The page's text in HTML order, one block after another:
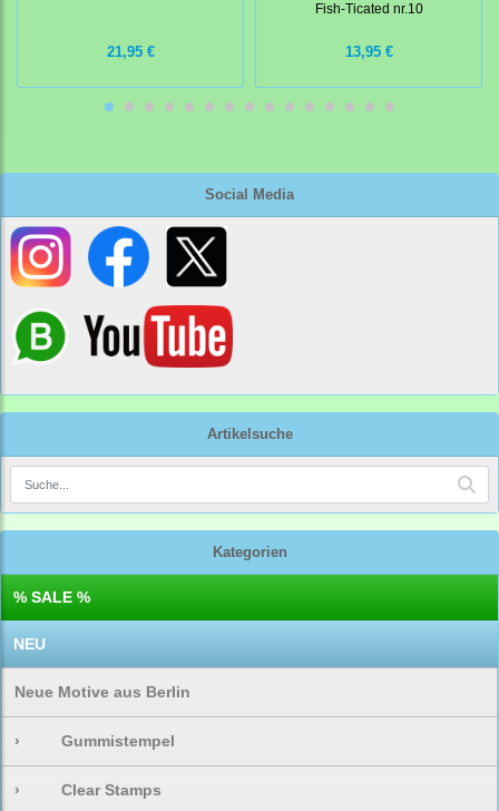
Social Media
Artikelsuche
Kategorien
% SALE %
NEU
Neue Motive aus Berlin
› Gummistempel
› Clear Stamps
21,95 €
Fish-Ticated nr.10
13,95 €